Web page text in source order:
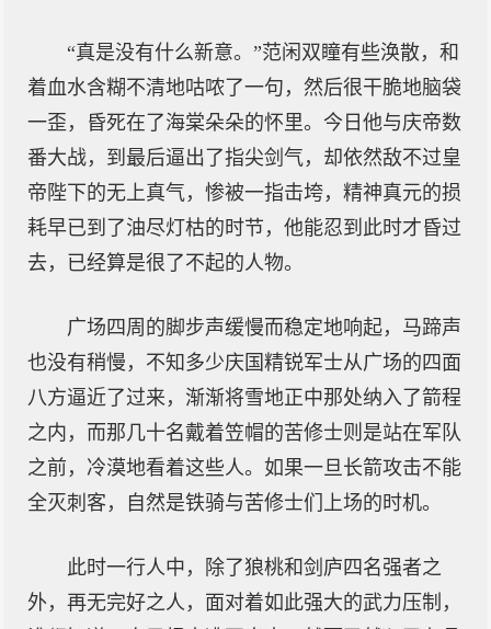
“真是没有什么新意。”范闲双瞳有些涣散，和
着血水含糊不清地咕哝了一句，然后很干脆地脑袋
一歪，昏死在了海棠朵朵的怀里。今日他与庆帝数
番大战，到最后逼出了指尖剑气，却依然敌不过皇
帝陛下的无上真气，惨被一指击垮，精神真元的损
耗早已到了油尽灯枯的时节，他能忍到此时才昏过
去，已经算是很了不起的人物。
广场四周的脚步声缓慢而稳定地响起，马蹄声
也没有稍慢，不知多少庆国精锐军士从广场的四面
八方逼近了过来，渐渐将雪地正中那处纳入了箭程
之内，而那几十名戴着笠帽的苦修士则是站在军队
之前，冷漠地看着这些人。如果一旦长箭攻击不能
全灭刺客，自然是铁骑与苦修士们上场的时机。
此时一行人中，除了狼桃和剑庐四名强者之
外，再无完好之人，面对着如此强大的武力压制，